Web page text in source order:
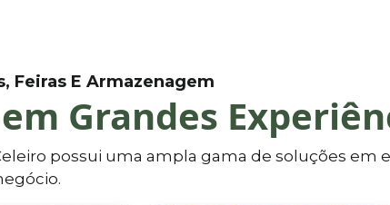
Feiras E Armazenagem
Grandes
possui uma ampla gama de soluções em